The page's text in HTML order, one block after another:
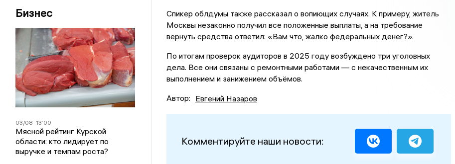
Бизнес
03/08 13:00
Мясной рейтинг Курской
области: кто лидирует по
выручке и темпам роста?
Спикер облдумы также рассказал о вопиющих случаях. К примеру, житель
Москвы незаконно получил все положенные выплаты, а на требование
вернуть средства ответил: «Вам что, жалко федеральных денег?».
По итогам проверок аудиторов в 2025 году возбуждено три уголовных
дела. Все они связаны с ремонтными работами — с некачественным их
выполнением и занижением объёмов.
Автор: Евгений Назаров
Комментируйте наши новости: